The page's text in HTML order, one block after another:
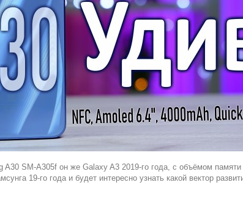
SM-A305f он же Galaxy A3 2019-го года, с объёмом
19-го года и будет интересно узнать какой вектор